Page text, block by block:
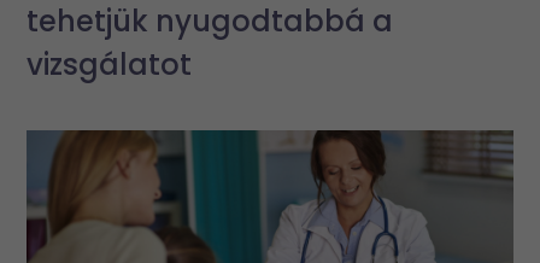
tehetjük nyugodtabbá a
vizsgálatot